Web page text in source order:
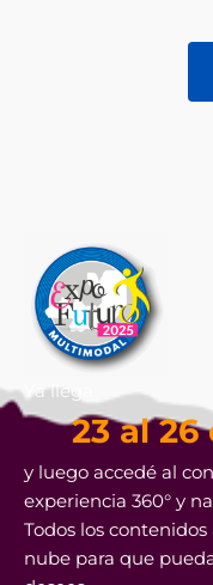
Ya llega
23 al
y luego accedé al
experiencia 360° y
Todos los
nube para que